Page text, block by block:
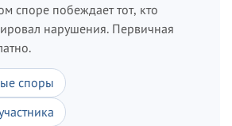
споре побеждает тот, кто
нарушения. Первичная
споры